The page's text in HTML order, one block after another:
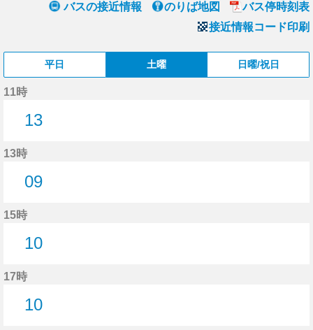
バスの接近情報 のりば地図
バス停時刻表
接近情報コード印刷
平日 土曜 日曜/祝日
11時
13
13時
09
15時
10
17時
10